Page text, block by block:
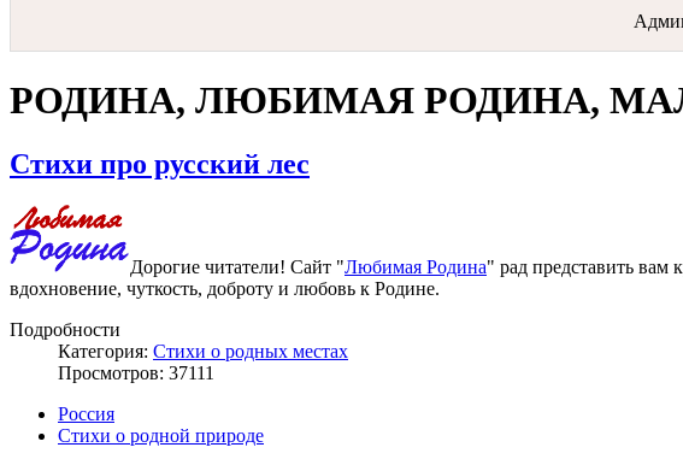
РОДИНА, ЛЮБИМАЯ РОДИНА,
Стихи про русский лес
Дорогие читатели! Сайт "Любимая Родина" рад представить вам
вдохновение, чуткость, доброту и любовь к Родине.
Подробности
Категория: Стихи о родных местах
Просмотров: 37111
Россия
Стихи о родной природе